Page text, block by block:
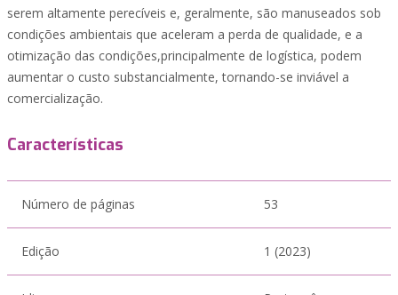
serem altamente perecíveis e, geralmente, são manuseados sob
condições ambientais que aceleram a perda de qualidade, e a
otimização das condições,principalmente de logística, podem
aumentar o custo substancialmente, tornando-se inviável a
comercialização.
Características
Número de páginas 53
Edição 1 (2023)